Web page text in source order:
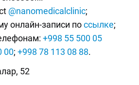
@nanomedicalclinic;
онлайн-записи поссылке;
+998 55 500 05
00; +998 78 113 08 88.
52